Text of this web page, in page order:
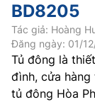
BD8205
Tác giả: Hoàng
Đăng ngày: 01/
Tủ đông là
đình, cửa
tủ đông Hòa